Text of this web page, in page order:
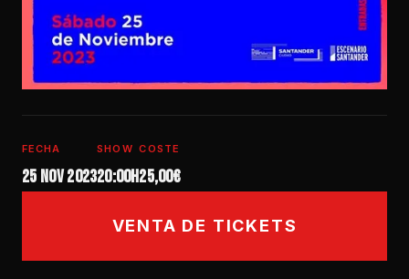
FECHA
25 nov 2023
SHOW
20:00h
COSTE
25,00€
VENTA DE TICKETS